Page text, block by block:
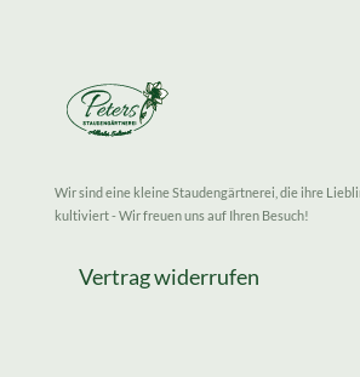
Wir sind eine kleine Staudengärtnerei, die ihre
kultiviert - Wir freuen uns auf Ihren Besuch!
Vertrag widerrufen